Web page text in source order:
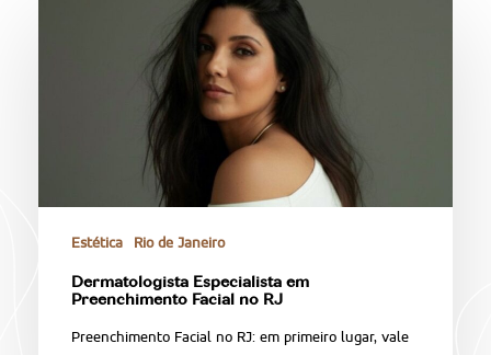
Estética Rio de Janeiro
Dermatologista Especialista em
Preenchimento Facial no RJ
Preenchimento Facial no RJ: em primeiro lugar, vale